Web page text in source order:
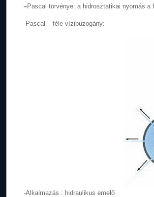
–Pascal törvénye: a hidrosztatikai nyomás a
-Pascal – féle vízibuzogány:
-Alkalmazás : hidraulikus emelő